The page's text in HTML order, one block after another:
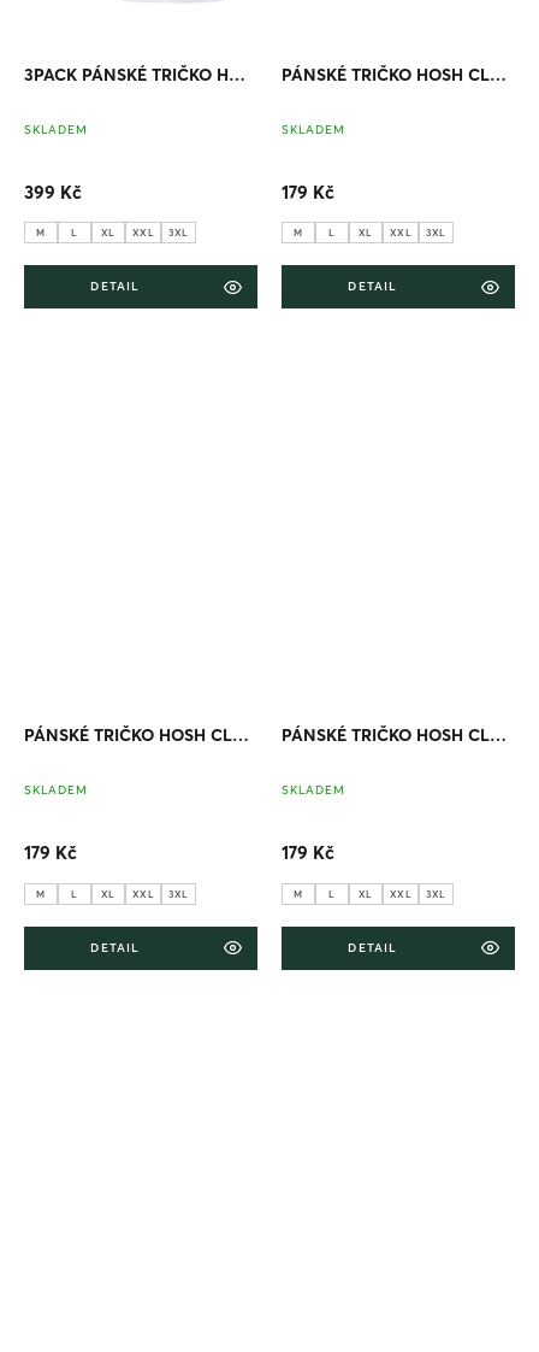
3PACK PÁNSKÉ TRIČKO HOSH CLASSIC BÍLÉ
SKLADEM
399 Kč
M L XL XXL 3XL
DETAIL
PÁNSKÉ TRIČKO HOSH CLASSIC BÍLÉ
SKLADEM
179 Kč
M L XL XXL 3XL
DETAIL
PÁNSKÉ TRIČKO HOSH CLASSIC NAVY
SKLADEM
179 Kč
M L XL XXL 3XL
DETAIL
PÁNSKÉ TRIČKO HOSH CLASSIC ČERNÉ
SKLADEM
179 Kč
M L XL XXL 3XL
DETAIL